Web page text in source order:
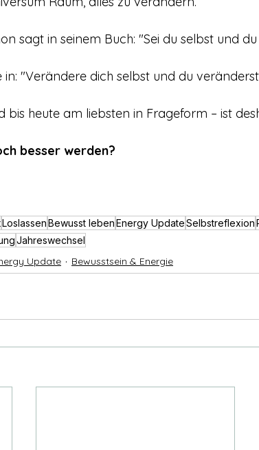
sagt in seinem Buch: "Sei du selbst und
"Verändere dich selbst und du
bis heute am liebsten in Frageform – ist
besser werden?
LoslassenBewusst lebenEnergy UpdateSelbstreflexion
Jahreswechsel
Update Bewusstsein & Energie